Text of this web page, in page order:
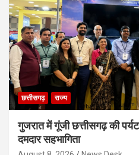
छत्तीसगढ़ राज्य
गुजरात में गूंजी छत्तीसगढ़ की
दमदार सहभागिता